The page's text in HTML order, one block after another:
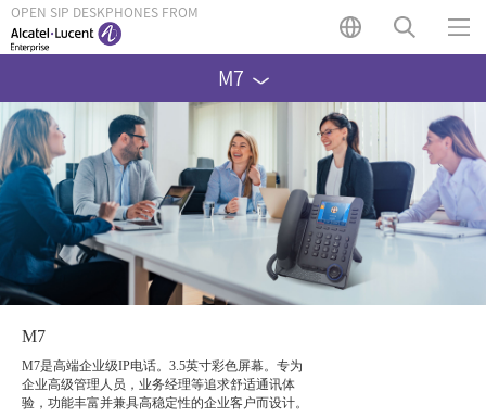
OPEN SIP DESKPHONES FROM
M7
M7
M7是高端企业级IP电话。3.5英寸彩色屏幕。专为
企业高级管理人员，业务经理等追求舒适通讯体
验，功能丰富并兼具高稳定性的企业客户而设计。